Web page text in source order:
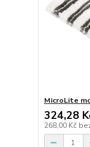
MicroLite
324,28
268,00 Kč